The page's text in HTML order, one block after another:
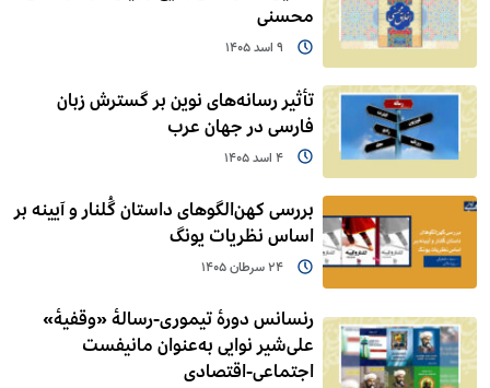
محسنی
9 اسد 1405
تأثیر رسانه‌های نوین بر گسترش زبان
فارسی در جهان عرب
4 اسد 1405
بررسی کهن‌الگوهای داستان گُلنار و آیینه بر
اساس نظریات یونگ
24 سرطان 1405
رنسانس دورۀ تیموری-رسالۀ «وقفیۀ»
علی‌شیر نوایی به‌عنوان مانیفست
اجتماعی-اقتصادی